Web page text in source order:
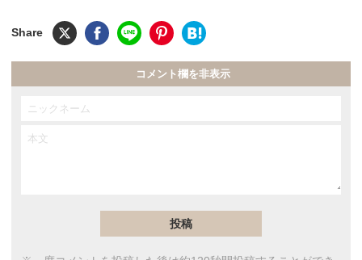
コメント欄を非表示